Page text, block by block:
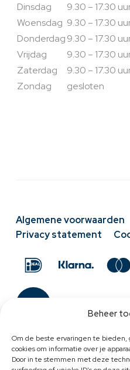
Beheer
Om de beste ervaringen te bieden,
cookies om informatie over je
Door in te stemmen met deze
Dinsdag
9.30 – 17.30
Woensdag 9.30 – 17.30
Donderdag9.30 – 17.30
Vrijdag
9.30 – 17.30
Zaterdag
9.30 – 17.30
Zondag
gesloten
Algemene voorwaarden
Privacy statement